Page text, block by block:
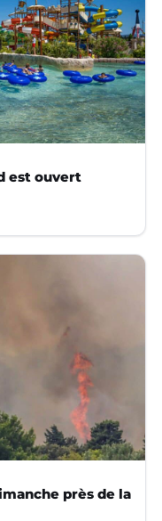
est ouvert
près de la